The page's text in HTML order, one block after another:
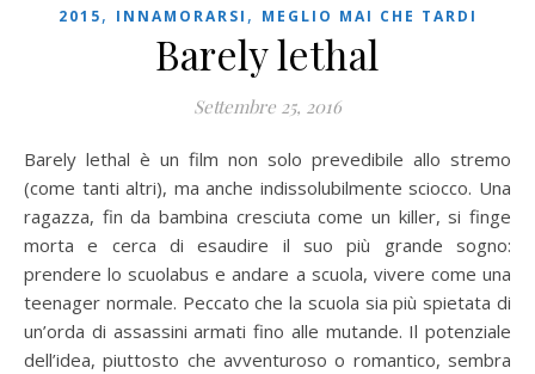
2015, INNAMORARSI , MEGLIO MAI CHE TARDI
Barely lethal
Settembre 25, 2016
Barely lethal è un film non solo prevedibile allo stremo
(come tanti altri), ma anche indissolubilmente sciocco. Una
ragazza, fin da bambina cresciuta come un killer, si finge
morta e cerca di esaudire il suo più grande sogno:
prendere lo scuolabus e andare a scuola, vivere come una
teenager normale. Peccato che la scuola sia più spietata di
un’orda di assassini armati fino alle mutande. Il potenziale
dell’idea, piuttosto che avventuroso o romantico, sembra